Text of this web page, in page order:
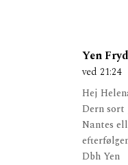
Yen
ved 21:24
Hej
Dern
Nantes
Dbh Yen